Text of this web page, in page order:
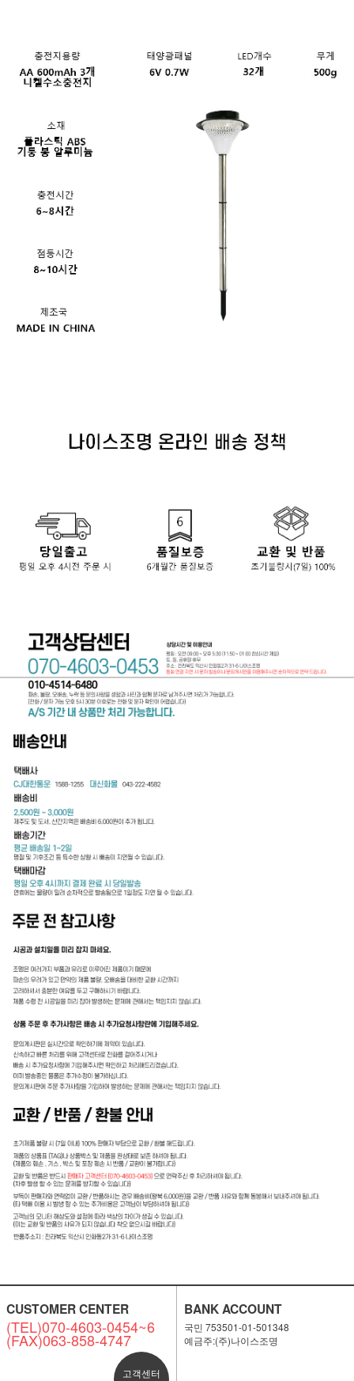
CUSTOMER CENTER
(TEL)070-4603-0454~6
(FAX)063-858-4747
고객센터
BANK ACCOUNT
국민 753501-01-501348
예금주:(주)나이스조명